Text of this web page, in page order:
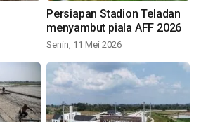
Persiapan Stadion Teladan
menyambut piala AFF 2026
Senin, 11 Mei 2026